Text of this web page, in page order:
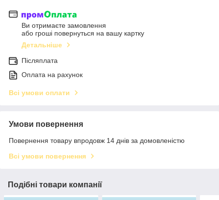
Ви отримаєте замовлення
або гроші повернуться на вашу картку
Детальніше
Післяплата
Оплата на рахунок
Всі умови оплати
Умови повернення
Повернення товару впродовж 14 днів за домовленістю
Всі умови повернення
Подібні товари компанії